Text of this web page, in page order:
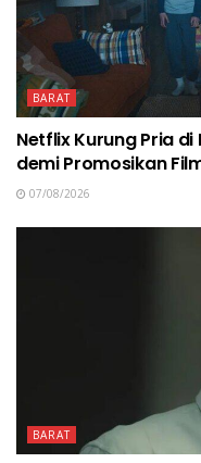
BARAT
Netflix Kurung Pria
demi Promosikan
07/08/2026
BARAT